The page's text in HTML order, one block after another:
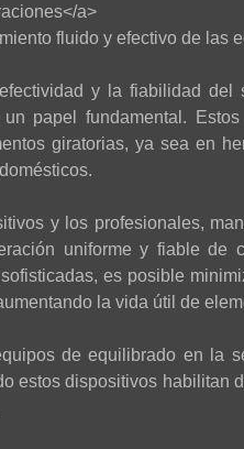
a>
fluido y efectivo de las
y la fiabilidad del
papel fundamental.
giratorias, ya sea en
y los profesionales,
uniforme y fiable de
es posible
la vida útil de
de equilibrado en la
estos dispositivos habilitan